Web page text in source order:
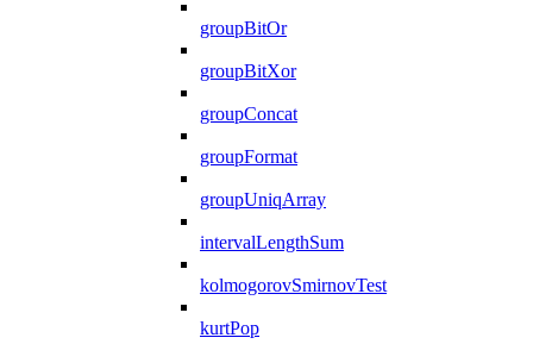
groupBitOr
groupBitXor
groupConcat
groupFormat
groupUniqArray
intervalLengthSum
kolmogorovSmirnovTest
kurtPop